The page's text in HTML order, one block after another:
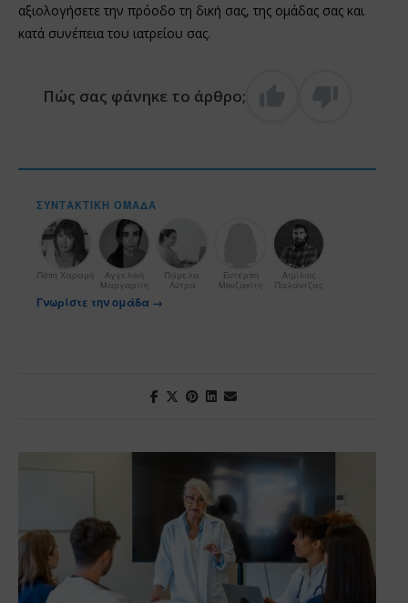
αξιολογήσετε την πρόοδο τη δική σας, της ομάδας σας και
κατά συνέπεια του ιατρείου σας.
Πώς σας φάνηκε το άρθρο;
ΣΥΝΤΑΚΤΙΚΉ ΟΜΆΔΑ
Πόπη Χαραμή
Αγγελική
Μαργαρίτη
Πάμελα
Λύτρα
Ευτέρπη
Μουζακίτη
Αιμίλιος
Παλάντζας
Γνωρίστε την ομάδα →